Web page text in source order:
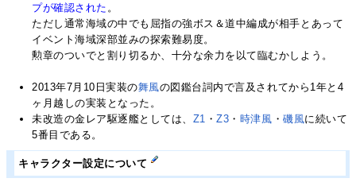
プが確認された 。
ただし通常海域の中でも屈指の強ボス＆道中編成が相手とあって
イベント海域深部並みの探索難易度。
勲章のついでと割り切るか、十分な余力を以て臨むかしよう。
2013年7月10日実装の舞風の図鑑台詞内で言及されてから1年と4
ヶ月越しの実装となった。
未改造の金レア駆逐艦としては、 Z1 ・Z3 ・ 時津風 ・磯風に続いて
5番目である。
キャラクター設定について